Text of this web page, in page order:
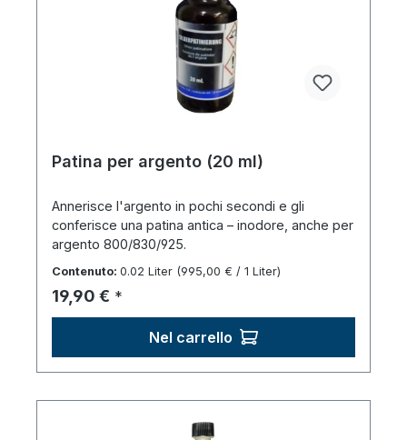
Patina per argento (20 ml)
Annerisce l'argento in pochi secondi e gli
conferisce una patina antica – inodore, anche per
argento 800/830/925.
Contenuto: 0.02 Liter (995,00 € / 1 Liter)
Prezzo normale:
19,90 € *
Nel carrello